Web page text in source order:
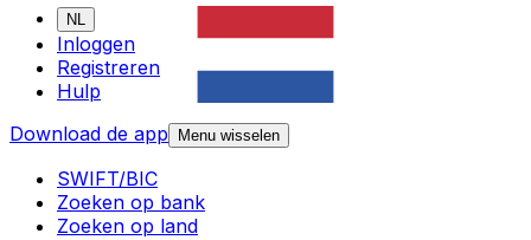
NL
Inloggen
Registreren
Hulp
Download de app
Menu wisselen
SWIFT/BIC
Zoeken op bank
Zoeken op land